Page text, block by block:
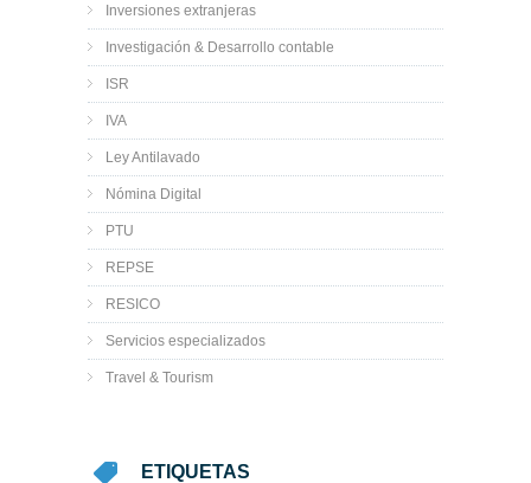
Inversiones extranjeras
Investigación & Desarrollo contable
ISR
IVA
Ley Antilavado
Nómina Digital
PTU
REPSE
RESICO
Servicios especializados
Travel & Tourism
ETIQUETAS